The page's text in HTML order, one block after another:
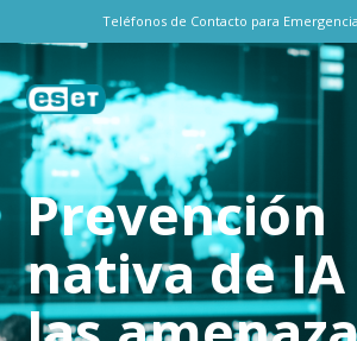
Teléfonos de Contacto para
Búsqueda
Prevención
nativa de